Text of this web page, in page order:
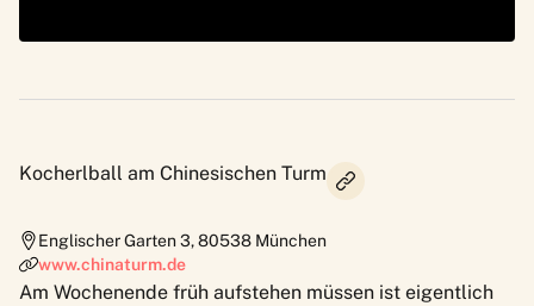
Kocherlball am Chinesischen Turm
Englischer Garten 3,80538 München
www.chinaturm.de
Am Wochenende früh aufstehen müssen ist eigentlich